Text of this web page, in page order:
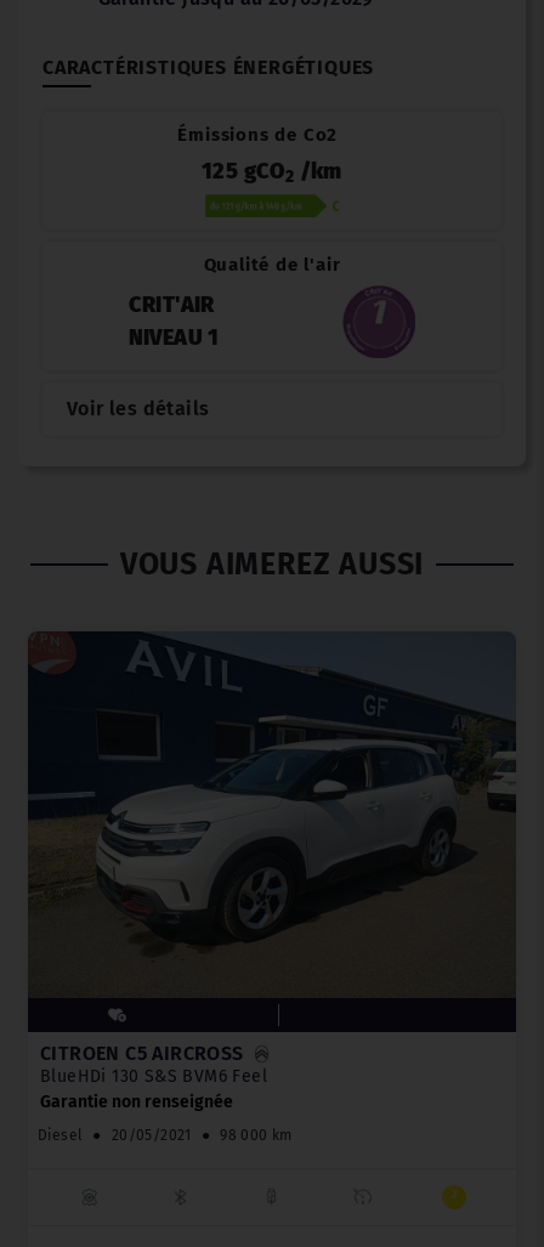
CARACTÉRISTIQUES ÉNERGÉTIQUES
Émissions de Co2
125 gCO2 /km
Qualité de l'air
CRIT'AIR
NIVEAU 1
Voir les détails
VOUS AIMEREZ AUSSI
CITROËN C5 AIRCROSS
BlueHDi 130 S&S BVM6 Feel
Garantie non renseignée
Diesel ● 20/05/2021 ● 98 000 km